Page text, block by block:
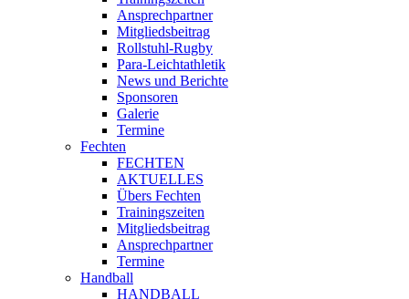
Ansprechpartner
Mitgliedsbeitrag
Rollstuhl-Rugby
Para-Leichtathletik
News und Berichte
Sponsoren
Galerie
Termine
Fechten
FECHTEN
AKTUELLES
Übers Fechten
Trainingszeiten
Mitgliedsbeitrag
Ansprechpartner
Termine
Handball
HANDBALL